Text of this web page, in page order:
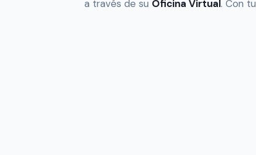
a través de su Oficina Virtual. Con tu